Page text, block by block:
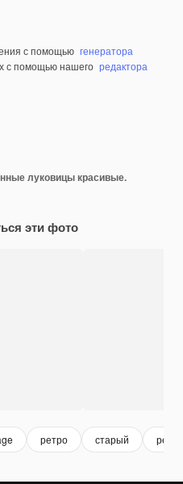
с помощью генератора
с помощью нашего редактора
луковицы красивые.
эти фото
ретро старый